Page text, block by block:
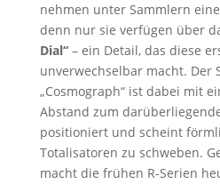
nehmen unter Sammlern
denn nur sie verfügen über
Dial“– ein Detail, das diese
unverwechselbar macht. Der
„Cosmograph“ ist dabei mit
Abstand zum
positioniert und scheint
Totalisatoren zu schweben.
macht die frühen R-Serien